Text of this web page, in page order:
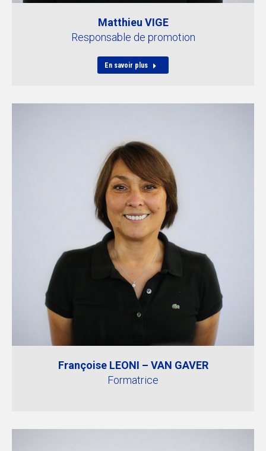
Matthieu VIGE
Responsable de promotion
En savoir plus
Françoise LEONI – VAN GAVER
Formatrice